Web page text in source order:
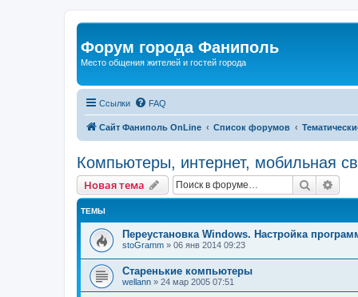
Форум города Фаниполь
Место общения жителей и гостей города
Ссылки FAQ
Сайт Фаниполь OnLine Список форумов
Компьютеры, интернет, мобильная
Новая тема Поиск
ТЕМЫ
Переустановка Windows. Настройка
stoGramm » 06 янв 2014 09:23
Старенькие компьютеры
wellann » 24 мар 2005 07:51